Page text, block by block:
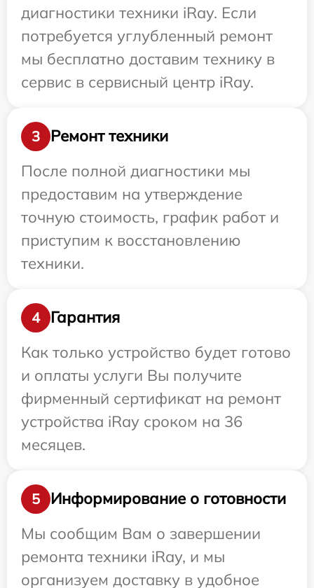
диагностики техники iRay. Если
потребуется углубленный ремонт
мы бесплатно доставим технику в
сервис в сервисный центр iRay.
3
Ремонт техники
После полной диагностики мы
предоставим на утверждение
точную стоимость, график работ и
приступим к восстановлению
техники.
4
Гарантия
Как только устройство будет готово
и оплаты услуги Вы получите
фирменный сертификат на ремонт
устройства iRay сроком на 36
месяцев.
5
Информирование о готовности
Мы сообщим Вам о завершении
ремонта техники iRay, и мы
организуем доставку в удобное